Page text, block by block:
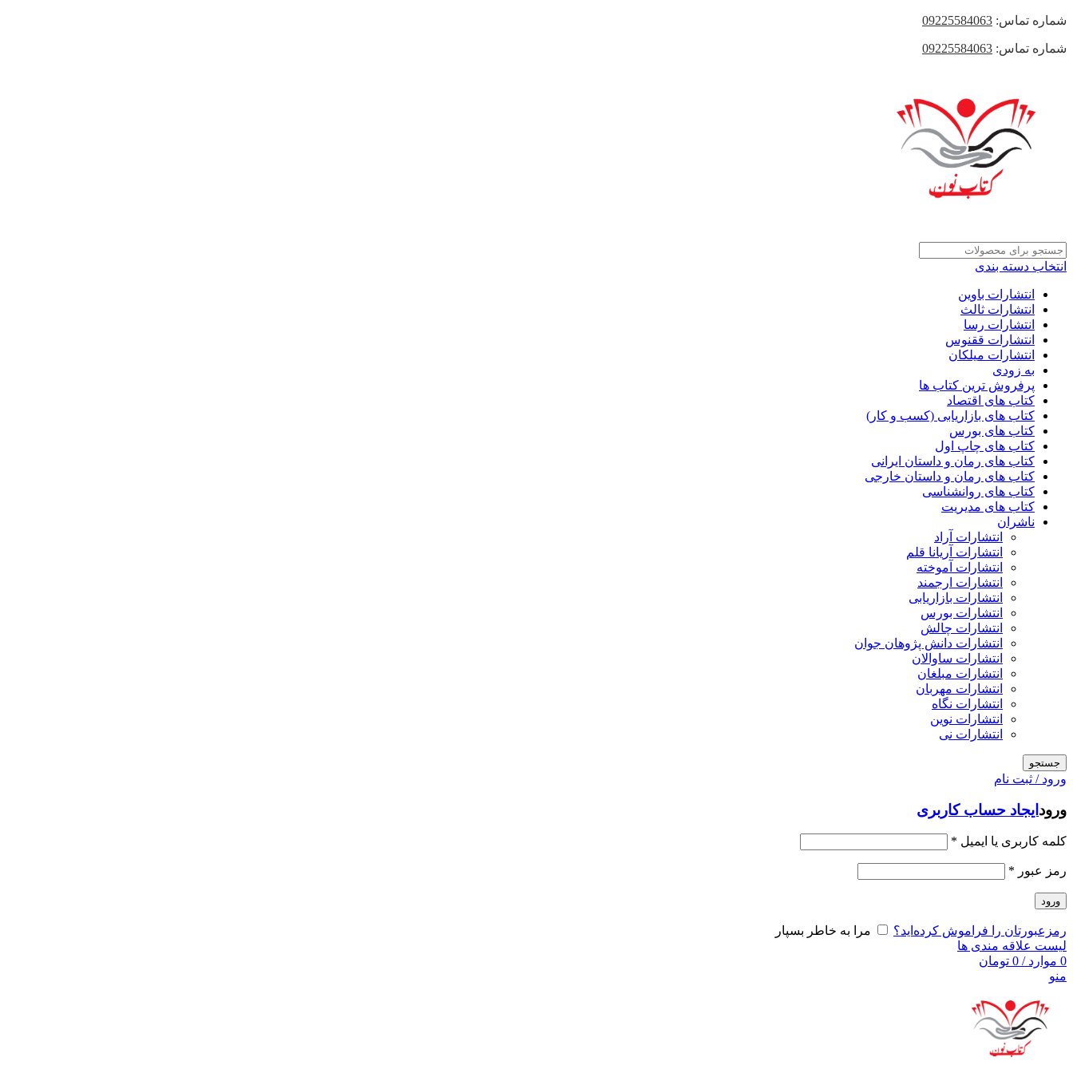
شماره تماس: 09225584063
شماره تماس: 09225584063
انتخاب دسته بندی
انتشارات باوین
انتشارات ثالث
انتشارات رسا
انتشارات ققنوس
انتشارات میلکان
به زودی
پرفروش ترین کتاب ها
کتاب های اقتصاد
کتاب های بازاریابی (کسب و کار)
کتاب های بورس
کتاب های چاپ اول
کتاب های رمان و داستان ایرانی
کتاب های رمان و داستان خارجی
کتاب های روانشناسی
کتاب های مدیریت
ناشران
انتشارات آراد
انتشارات آریانا قلم
انتشارات آموخته
انتشارات ارجمند
انتشارات بازاریابی
انتشارات بورس
انتشارات چالش
انتشارات دانش پژوهان جوان
انتشارات ساوالان
انتشارات مبلغان
انتشارات مهربان
انتشارات نگاه
انتشارات نوین
انتشارات نی
جستجو
ورود / ثبت نام
ورود ایجاد حساب کاربری
کلمه کاربری یا ایمیل *
رمز عبور *
ورود
رمزعبورتان را فراموش کرده‌اید؟
مرا به خاطر بسپار
لیست علاقه مندی ها
0 موارد /
0 تومان
منو